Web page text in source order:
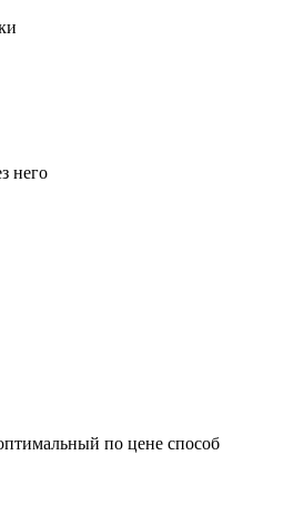
него
по цене способ